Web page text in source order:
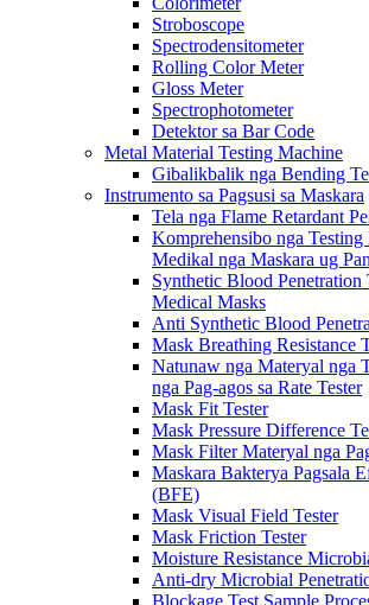
Stroboscope
Spectrodensitometer
Rolling Color Meter
Gloss Meter
Spectrophotometer
Detektor sa Bar Code
Metal Material Testing Machine
Gibalikbalik nga Bending
Instrumento sa Pagsusi sa Maskara
Tela nga Flame Retardant
Komprehensibo nga Testing
Medikal nga Maskara ug
Synthetic Blood Penetration
Medical Masks
Anti Synthetic Blood
Mask Breathing Resistance
Natunaw nga Materyal nga
nga Pag-agos sa Rate Tester
Mask Fit Tester
Mask Pressure Difference
Mask Filter Materyal nga
Maskara Bakterya Pagsala
(BFE)
Mask Visual Field Tester
Mask Friction Tester
Moisture Resistance
Anti-dry Microbial
Blockage Test Sample